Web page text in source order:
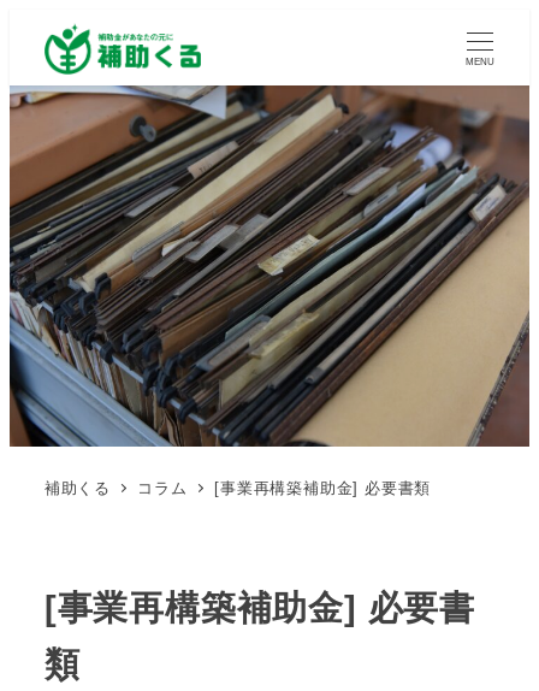
MENU
補助くる コラム [事業再構築補助金] 必要書類
[事業再構築補助金] 必要書
類